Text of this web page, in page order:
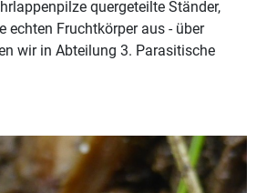
quergeteilte Ständer,
echten Fruchtkörper aus - über
wir in Abteilung 3. Parasitische